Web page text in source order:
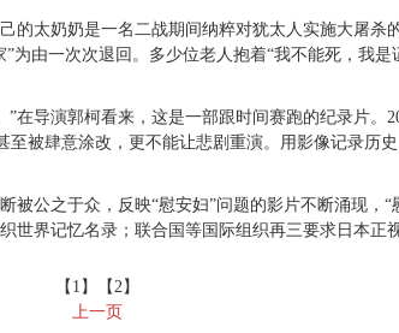
太奶奶是一名二战期间纳粹对犹太人实施大屠杀
由一次次退回。多少位老人抱着“我不能死，我
导演郭柯看来，这是一部跟时间赛跑的纪录片。
被肆意涂改，更不能让悲剧重演。用影像记录历
公之于众，反映“慰安妇”问题的影片不断涌现，
世界记忆名录；联合国等国际组织再三要求日本
【1】
【2】
上一页